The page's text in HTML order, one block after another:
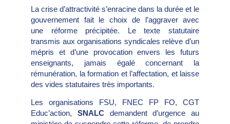
La crise d’attractivité s’enracine dans la durée et le
gouvernement fait le choix de l’aggraver avec
une réforme précipitée. Le texte statutaire
transmis aux organisations syndicales relève d’un
mépris et d’une provocation envers les futurs
enseignants, jamais égalé concernant la
rémunération, la formation et l’affectation, et laisse
des vides statutaires très importants.
Les organisations FSU, FNEC FP FO, CGT
Educ’action, SNALCdemandent d’urgence au